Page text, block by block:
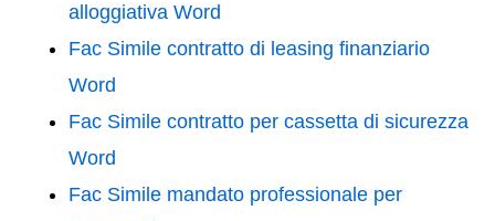
alloggiativa Word
Fac Simile contratto di leasing finanziario
Word
Fac Simile contratto per cassetta di sicurezza
Word
Fac Simile mandato professionale per